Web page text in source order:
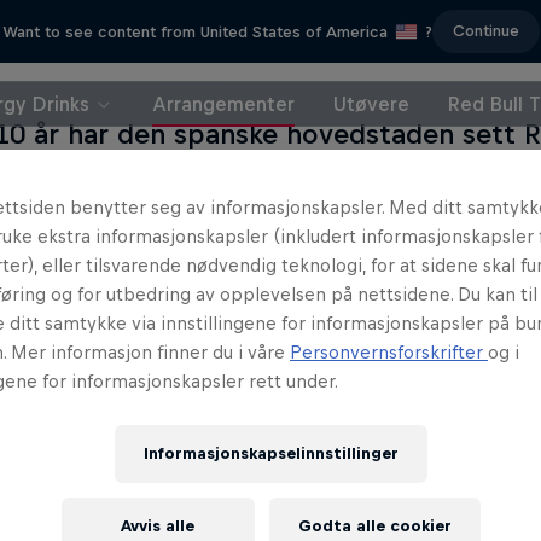
Want to see content from United States of America ? Continue
Drinks Arrangementer Utøvere Red Bull
år har den spanske hovedstaden sett
Tour stoppe ved Plaza de Toros de Las
Den høyt verdsatte arenaen i Madrid
Las Ventas egner seg utmerket
og det har dermed blitt svært
og opptredener her gjennom årene.
benytter seg av informasjonskapsler. Med ditt
ekstra informasjonskapsler (inkludert informasjonskapsler
eller tilsvarende nødvendig teknologi, for at sidene skal
og for utbedring av opplevelsen på nettsidene. Du kan
ditt samtykke via innstillingene for informasjonskapsler på
Mer informasjon finner du i våre Personvernsforskrifter og i
for informasjonskapsler rett under.
Informasjonskapselinnstillinger
Avvis alle Godta alle cookier